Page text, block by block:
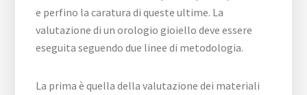
e perfino la caratura di queste ultime. La
valutazione di un orologio gioiello deve essere
eseguita seguendo due linee di metodologia.
La prima è quella della valutazione dei materiali